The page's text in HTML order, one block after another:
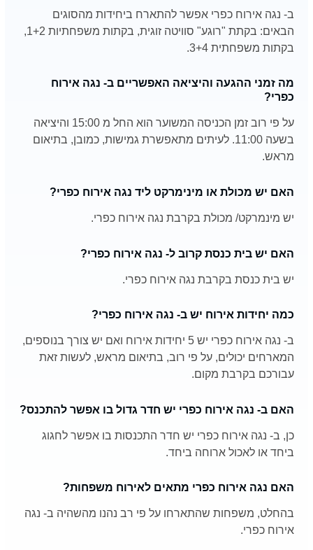
ב- נגה אירוח כפרי אפשר להתארח ביחידות מהסוגים
הבאים: בקתת "רוגע" סוויטה זוגית, בקתות משפחתיות 1+2,
בקתות משפחתית 3+4.
מה זמני ההגעה והיציאה האפשריים ב- נגה אירוח
כפרי?
על פי רוב זמן הכניסה המשוער הוא החל מ 15:00 והיציאה
בשעה 11:00. לעיתים מתאפשרת גמישות, כמובן, בתיאום
מראש.
האם יש מכולת או מינימרקט ליד נגה אירוח כפרי?
יש מינמרקט/ מכולת בקרבת נגה אירוח כפרי.
האם יש בית כנסת קרוב ל- נגה אירוח כפרי?
יש בית כנסת בקרבת נגה אירוח כפרי.
כמה יחידות אירוח יש ב- נגה אירוח כפרי?
ב- נגה אירוח כפרי יש 5 יחידות אירוח ואם יש צורך בנוספים,
המארחים יכולים, על פי רוב, בתיאום מראש, לעשות זאת
עבורכם בקרבת מקום.
האם ב- נגה אירוח כפרי יש חדר גדול בו אפשר להתכנס?
כן, ב- נגה אירוח כפרי יש חדר התכנסות בו אפשר לחגוג
ביחד או לאכול ארוחה ביחד.
האם נגה אירוח כפרי מתאים לאירוח משפחות?
בהחלט, משפחות שהתארחו על פי רב נהנו מהשהיה ב- נגה
אירוח כפרי.